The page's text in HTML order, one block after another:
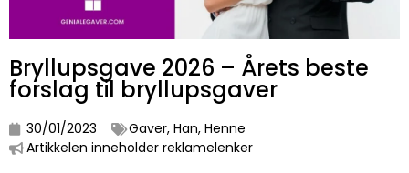
Bryllupsgave 2026 – Årets beste
forslag til bryllupsgaver
30/01/2023 Gaver, Han, Henne
Artikkelen inneholder reklamelenker